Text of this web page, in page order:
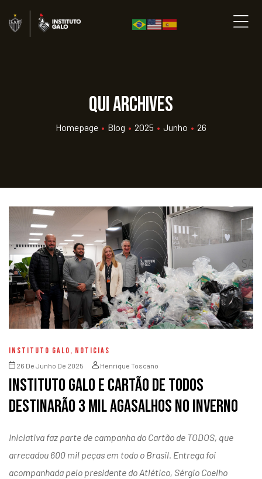
qui Archives
Homepage • Blog • 2025 • Junho • 26
INSTITUTO GALO, NOTICIAS
26 De Junho De 2025 Henrique Toscano
Instituto Galo e Cartão de TODOS
destinarão 3 mil agasalhos no inverno
Iniciativa faz parte de campanha do Cartão de TODOS, que
arrecadou 600 mil peças em todo o Brasil. Entrega foi
acompanhada pelo presidente do Atlético, Sérgio Coelho